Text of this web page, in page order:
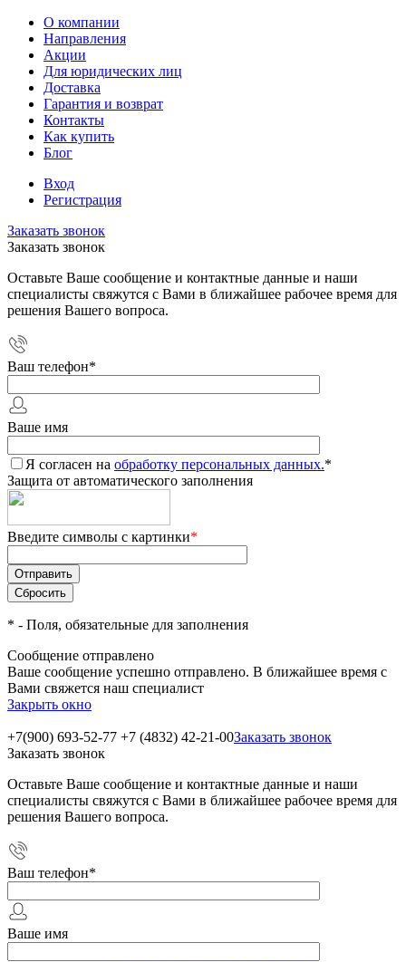
О компании
Направления
Акции
Для юридических лиц
Доставка
Гарантия и возврат
Контакты
Как купить
Блог
Вход
Регистрация
Заказать звонок
Заказать звонок
Оставьте Ваше сообщение и контактные данные и наши
специалисты свяжутся с Вами в ближайшее рабочее время для
решения Вашего вопроса.
Ваш телефон*
Ваше имя
Я согласен на обработку персональных данных.*
Защита от автоматического заполнения
Введите символы с картинки*
* - Поля, обязательные для заполнения
Сообщение отправлено
Ваше сообщение успешно отправлено. В ближайшее время с
Вами свяжется наш специалист
Закрыть окно
+7(900) 693-52-77 +7 (4832) 42-21-00Заказать звонок
Заказать звонок
Оставьте Ваше сообщение и контактные данные и наши
специалисты свяжутся с Вами в ближайшее рабочее время для
решения Вашего вопроса.
Ваш телефон*
Ваше имя